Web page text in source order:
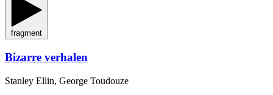
fragment
Bizarre verhalen
Stanley Ellin, George Toudouze